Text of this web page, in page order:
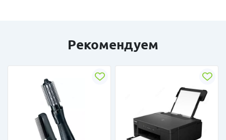
Рекомендуем